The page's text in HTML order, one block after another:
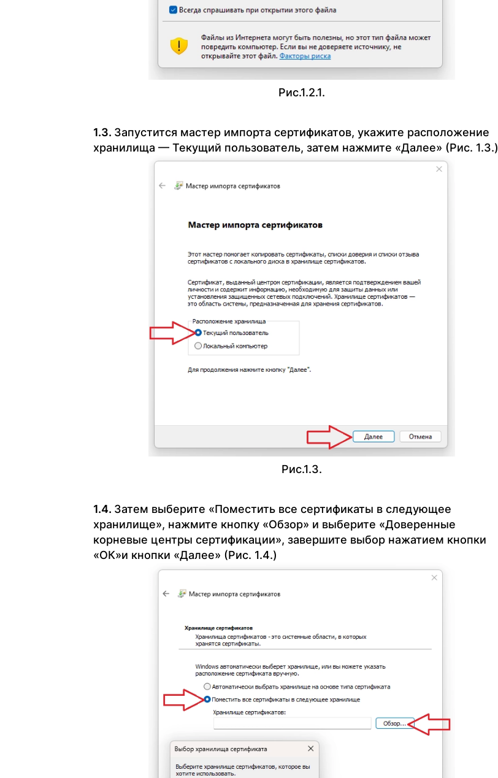
Рис.1.2.1.
Запустится мастер импорта сертификатов, укажите расположение
хранилища — Текущий пользователь, затем нажмите «Далее» (Рис. 1.3.)
Рис.1.3.
Затем выберите «Поместить все сертификаты в следующее
хранилище», нажмите кнопку «Обзор» и выберите «Доверенные
корневые центры сертификации», завершите выбор нажатием кнопки
«ОК»и кнопки «Далее» (Рис. 1.4.)